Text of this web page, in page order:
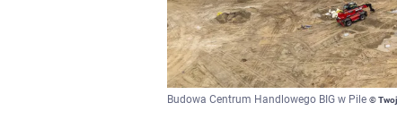
Budowa Centrum Handlowego BIG w Pile ©